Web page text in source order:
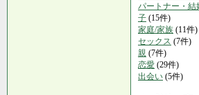
パートナー・結
子 (15件)
家庭/家族 (11件)
セックス (7件)
親 (7件)
恋愛 (29件)
出会い (5件)